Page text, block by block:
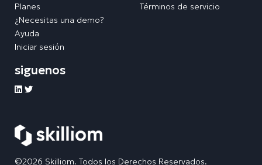
©2026 Skilliom. Todos los Derechos Reservados.
Planes
¿Necesitas una demo?
Ayuda
Iniciar sesión
Términos de servicio
siguenos